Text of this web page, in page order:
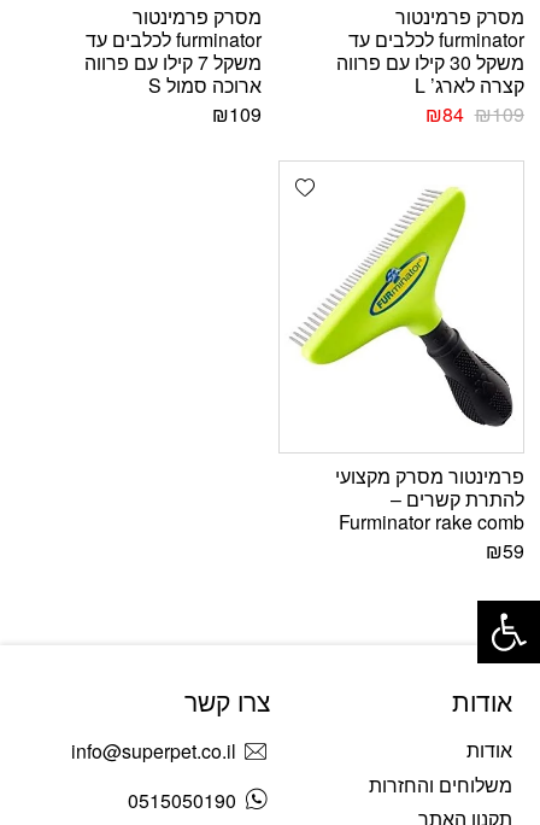
מסרק פרמינטור
furminator לכלבים עד
משקל 30 קילו עם פרווה
קצרה לארג’ L
₪109
₪84
מסרק פרמינטור
furminator לכלבים עד
משקל 7 קילו עם פרווה
ארוכה סמול S
₪109
Add wishlist
פרמינטור מסרק מקצועי
להתרת קשרים –
Furminator rake comb
₪59
אודות
אודות
משלוחים והחזרות
תקנון האתר
צרו קשר
info@superpet.co.il
0515050190
פתח סרגל נגישות